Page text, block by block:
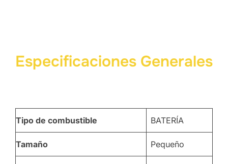
Especificaciones Generales
Tipo de combustible BATERÍA
Tamaño Pequeño